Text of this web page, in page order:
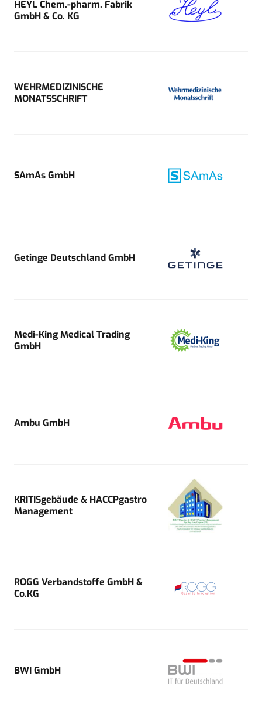
HEYL Chem.-pharm. Fabrik
GmbH & Co. KG
WEHRMEDIZINISCHE
MONATSSCHRIFT
SAmAs GmbH
Getinge Deutschland GmbH
Medi-King Medical Trading
GmbH
Ambu GmbH
KRITISgebäude & HACCPgastro
Management
ROGG Verbandstoffe GmbH &
Co.KG
BWI GmbH